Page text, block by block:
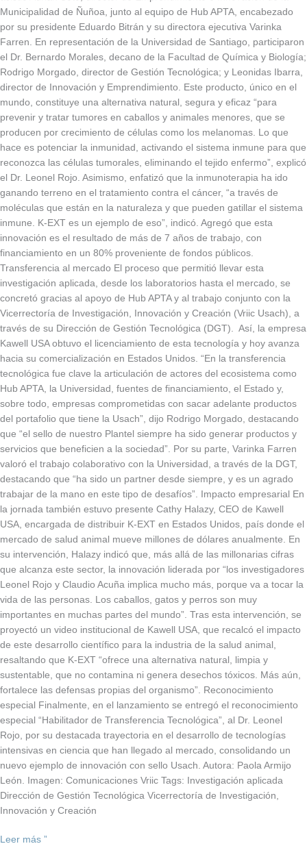
Municipalidad de Ñuñoa, junto al equipo de Hub APTA, encabezado
por su presidente Eduardo Bitrán y su directora ejecutiva Varinka
Farren. En representación de la Universidad de Santiago, participaron
el Dr. Bernardo Morales, decano de la Facultad de Química y Biología;
Rodrigo Morgado, director de Gestión Tecnológica; y Leonidas Ibarra,
director de Innovación y Emprendimiento. Este producto, único en el
mundo, constituye una alternativa natural, segura y eficaz “para
prevenir y tratar tumores en caballos y animales menores, que se
producen por crecimiento de células como los melanomas. Lo que
hace es potenciar la inmunidad, activando el sistema inmune para que
reconozca las células tumorales, eliminando el tejido enfermo”, explicó
el Dr. Leonel Rojo. Asimismo, enfatizó que la inmunoterapia ha ido
ganando terreno en el tratamiento contra el cáncer, “a través de
moléculas que están en la naturaleza y que pueden gatillar el sistema
inmune. K-EXT es un ejemplo de eso”, indicó. Agregó que esta
innovación es el resultado de más de 7 años de trabajo, con
financiamiento en un 80% proveniente de fondos públicos.
Transferencia al mercado El proceso que permitió llevar esta
investigación aplicada, desde los laboratorios hasta el mercado, se
concretó gracias al apoyo de Hub APTA y al trabajo conjunto con la
Vicerrectoría de Investigación, Innovación y Creación (Vriic Usach), a
través de su Dirección de Gestión Tecnológica (DGT). Así, la empresa
Kawell USA obtuvo el licenciamiento de esta tecnología y hoy avanza
hacia su comercialización en Estados Unidos. “En la transferencia
tecnológica fue clave la articulación de actores del ecosistema como
Hub APTA, la Universidad, fuentes de financiamiento, el Estado y,
sobre todo, empresas comprometidas con sacar adelante productos
del portafolio que tiene la Usach”, dijo Rodrigo Morgado, destacando
que “el sello de nuestro Plantel siempre ha sido generar productos y
servicios que beneficien a la sociedad”. Por su parte, Varinka Farren
valoró el trabajo colaborativo con la Universidad, a través de la DGT,
destacando que “ha sido un partner desde siempre, y es un agrado
trabajar de la mano en este tipo de desafíos”. Impacto empresarial En
la jornada también estuvo presente Cathy Halazy, CEO de Kawell
USA, encargada de distribuir K-EXT en Estados Unidos, país donde el
mercado de salud animal mueve millones de dólares anualmente. En
su intervención, Halazy indicó que, más allá de las millonarias cifras
que alcanza este sector, la innovación liderada por “los investigadores
Leonel Rojo y Claudio Acuña implica mucho más, porque va a tocar la
vida de las personas. Los caballos, gatos y perros son muy
importantes en muchas partes del mundo”. Tras esta intervención, se
proyectó un video institucional de Kawell USA, que recalcó el impacto
de este desarrollo científico para la industria de la salud animal,
resaltando que K-EXT “ofrece una alternativa natural, limpia y
sustentable, que no contamina ni genera desechos tóxicos. Más aún,
fortalece las defensas propias del organismo”. Reconocimiento
especial Finalmente, en el lanzamiento se entregó el reconocimiento
especial “Habilitador de Transferencia Tecnológica”, al Dr. Leonel
Rojo, por su destacada trayectoria en el desarrollo de tecnologías
intensivas en ciencia que han llegado al mercado, consolidando un
nuevo ejemplo de innovación con sello Usach. Autora: Paola Armijo
León. Imagen: Comunicaciones Vriic Tags: Investigación aplicada
Dirección de Gestión Tecnológica Vicerrectoría de Investigación,
Innovación y Creación
Leer más ”